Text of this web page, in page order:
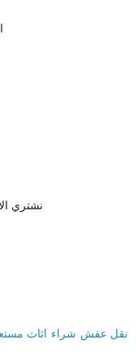
نشتري
نقل عفش شراء اثاث